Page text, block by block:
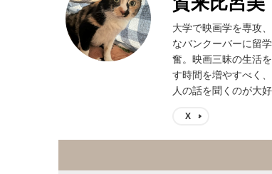
大学で映画学を専攻
なバンクーバーに留
奮。映画三昧の生活
す時間を増やすべく
人の話を聞くのが大
X